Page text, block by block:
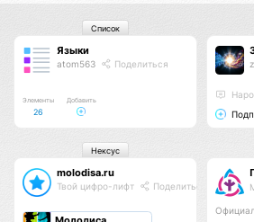
Языки
atom563 Поделиться
Элементы
26
Добавить
Список
molodisa.ru
Твой цифро-лифт Поделиться
Нексус